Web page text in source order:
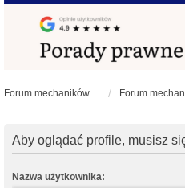
Forum mechaników samochodowych - forum-mechaniczne.pl
Aby oglądać profile, musisz
Nazwa użytkownika: